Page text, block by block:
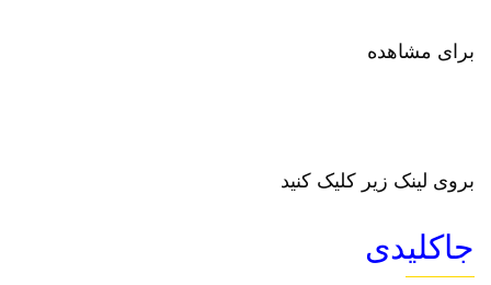
برای مشاهده
بروی لینک زیر کلیک کنید
جاکلیدی